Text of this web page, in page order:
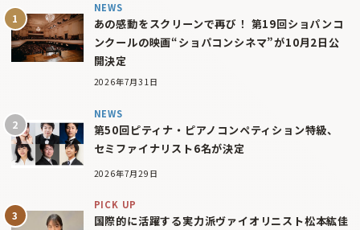
NEWS
あの感動をスクリーンで再び！ 第19回ショパンコ
ンクールの映画“ショパコンシネマ”が10月2日公
開決定
2026年7月31日
NEWS
第50回ピティナ・ピアノコンペティション特級、
セミファイナリスト6名が決定
2026年7月29日
PICK UP
国際的に活躍する実力派ヴァイオリニスト松本紘佳